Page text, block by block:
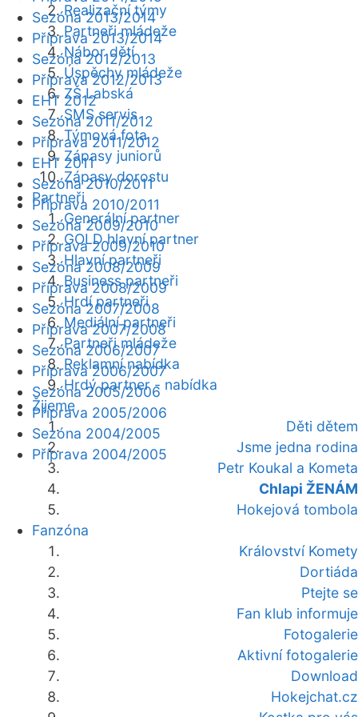
Realizační týmy
Partneři mládeže
Nábor dětí
Úspěchy mládeže
ZŠ Labská
SMS servis
Týmová fota
Zápasy juniorů
Zápasy dorostu
Partneři
Generální partner
GOLD hlavní partner
Hlavní partneři
Business partneři
Hrdí partneři
Mediální partneři
Partneři mládeže
Reklamní nabídka
Hrdý partner - nabídka
Žijeme
Děti dětem
Jsme jedna rodina
Petr Koukal a Kometa
Chlapi ŽENÁM
Hokejová tombola
Fanzóna
Království Komety
Dortiáda
Ptejte se
Fan klub informuje
Fotogalerie
Aktivní fotogalerie
Download
Hokejchat.cz
Sezóna 2013/2014
Příprava 2013/2014
Sezóna 2012/2013
Příprava 2012/2013
EHT 2012
Sezóna 2011/2012
Příprava 2011/2012
EHT 2011
Sezóna 2010/2011
Příprava 2010/2011
Sezóna 2009/2010
Příprava 2009/2010
Sezóna 2008/2009
Příprava 2008/2009
Sezóna 2007/2008
Příprava 2007/2008
Sezóna 2006/2007
Příprava 2006/2007
Sezóna 2005/2006
Příprava 2005/2006
Sezóna 2004/2005
Příprava 2004/2005